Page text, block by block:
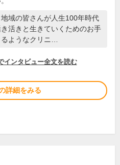
域の皆さんが人生100年時代
活きと生きていくためのお手
ようなクリニ…
インタビュー全文を読む
詳細をみる